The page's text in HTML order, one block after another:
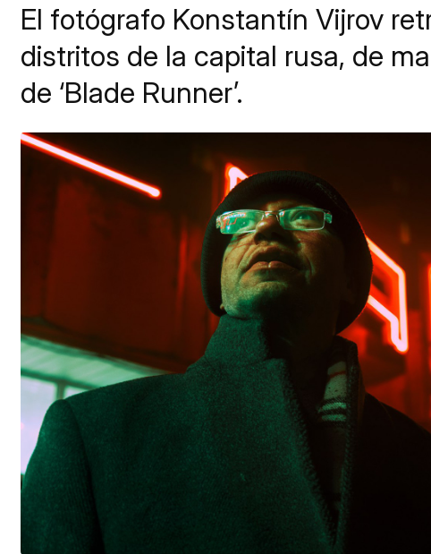
El fotógrafo Konstantín Vijrov
distritos de la capital rusa, de
de ‘Blade Runner’.